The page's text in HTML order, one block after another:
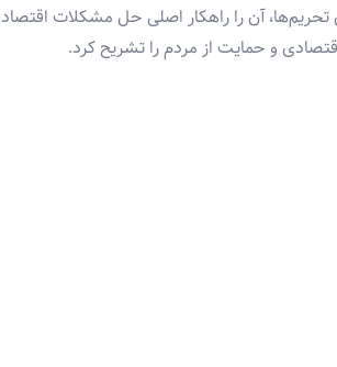
آن را راهکار اصلی حل مشکلات
و حمایت از مردم را تشریح کرد.